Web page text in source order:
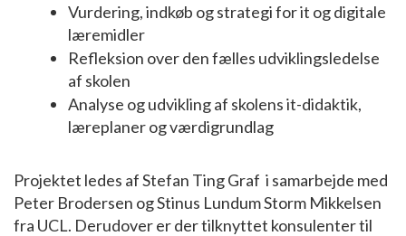
Vurdering, indkøb og strategi for it og digitale
læremidler
Refleksion over den fælles udviklingsledelse
af skolen
Analyse og udvikling af skolens it-didaktik,
læreplaner og værdigrundlag
Projektet ledes af Stefan Ting Graf i samarbejde med
Peter Brodersen og Stinus Lundum Storm Mikkelsen
fra UCL. Derudover er der tilknyttet konsulenter til